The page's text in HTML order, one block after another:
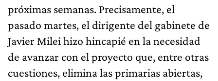
próximas semanas. Precisamente, el
pasado martes, el dirigente del gabinete de
Javier Milei hizo hincapié en la necesidad
de avanzar con el proyecto que, entre otras
cuestiones, elimina las primarias abiertas,